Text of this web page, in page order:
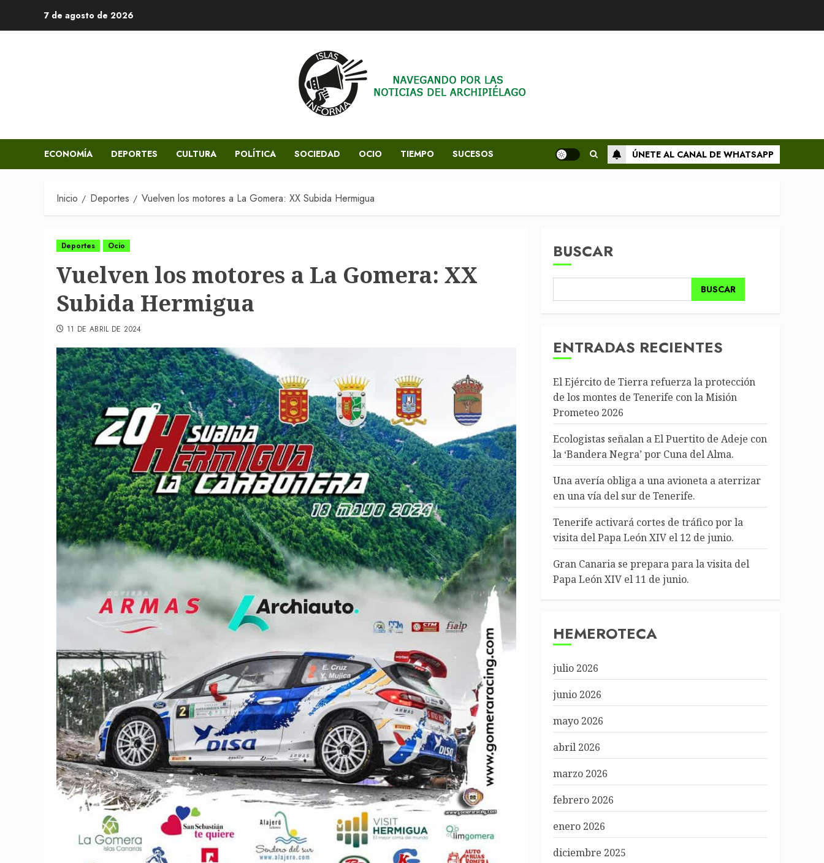
7 de agosto de 2026
ECONOMÍA DEPORTES CULTURA POLÍTICA SOCIEDAD OCIO TIEMPO SUCESOS ÚNETE AL CANAL DE WHATSAPP
Inicio Deportes Vuelven los motores a La Gomera: XX Subida Hermigua
Deportes Ocio
Vuelven los motores a La Gomera: XX
Subida Hermigua
11 DE ABRIL DE 2024
BUSCAR
BUSCAR
ENTRADAS RECIENTES
El Ejército de Tierra refuerza la protección
de los montes de Tenerife con la Misión
Prometeo 2026
Ecologistas señalan a El Puertito de Adeje con
la ‘Bandera Negra’ por Cuna del Alma.
Una avería obliga a una avioneta a aterrizar
en una vía del sur de Tenerife.
Tenerife activará cortes de tráfico por la
visita del Papa León XIV el 12 de junio.
Gran Canaria se prepara para la visita del
Papa León XIV el 11 de junio.
HEMEROTECA
julio 2026
junio 2026
mayo 2026
abril 2026
marzo 2026
febrero 2026
enero 2026
diciembre 2025